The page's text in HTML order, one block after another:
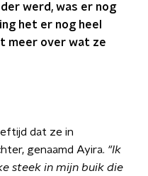
werd, was er nog
het er nog heel
meer over wat ze
dat ze in
genaamd Ayira. "Ik
steek in mijn buik die